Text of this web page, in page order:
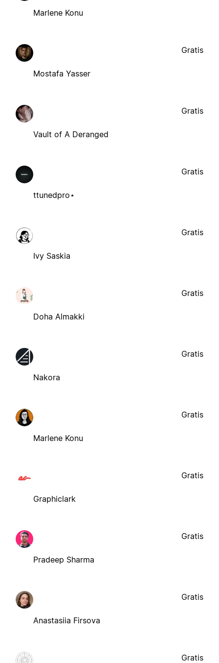
Marlene Konu
Mostafa Yasser
Gratis
Vault of A Deranged
Gratis
ttunedpro⋆
Gratis
Ivy Saskia
Gratis
Doha Almakki
Gratis
Nakora
Gratis
Marlene Konu
Gratis
Graphiclark
Gratis
Pradeep Sharma
Gratis
Anastasiia Firsova
Gratis
Gratis